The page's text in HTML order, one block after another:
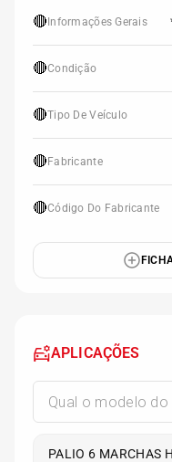
🔴 Informações Gerais
🔴Condição
🔴Tipo De Veículo
🔴 Fabricante
🔴Código Do Fabricante
APLICAÇÕES
PALIO 6 MARCHAS